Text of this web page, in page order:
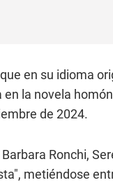
en su idioma
la novela
de 2024.
Ronchi,
metiéndose